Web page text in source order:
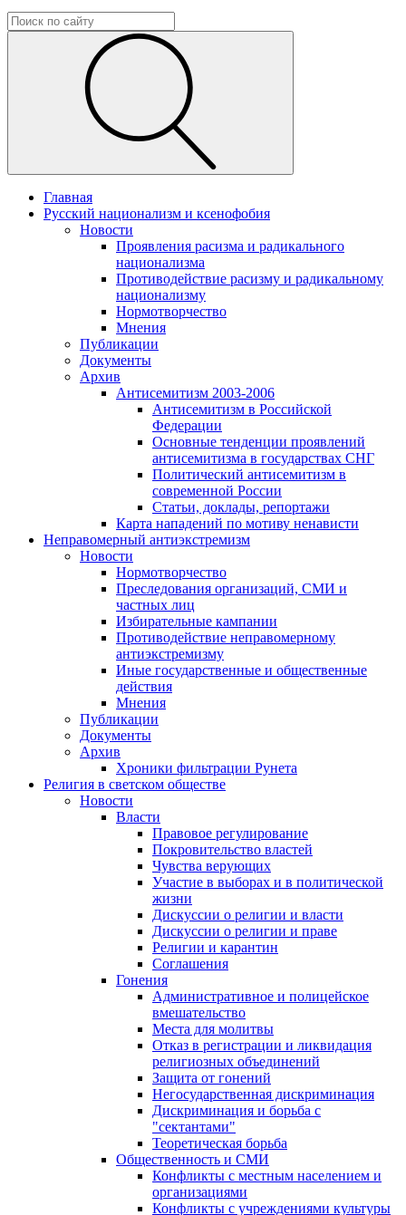
Главная
Русский национализм и ксенофобия
Новости
Проявления расизма и радикального
национализма
Противодействие расизму и радикальному
национализму
Нормотворчество
Мнения
Публикации
Документы
Архив
Антисемитизм 2003-2006
Антисемитизм в Российской
Федерации
Основные тенденции проявлений
антисемитизма в государствах СНГ
Политический антисемитизм в
современной России
Статьи, доклады, репортажи
Карта нападений по мотиву ненависти
Неправомерный антиэкстремизм
Новости
Нормотворчество
Преследования организаций, СМИ и
частных лиц
Избирательные кампании
Противодействие неправомерному
антиэкстремизму
Иные государственные и общественные
действия
Мнения
Публикации
Документы
Архив
Хроники фильтрации Рунета
Религия в светском обществе
Новости
Власти
Правовое регулирование
Покровительство властей
Чувства верующих
Участие в выборах и в политической
жизни
Дискуссии о религии и власти
Дискуссии о религии и праве
Религии и карантин
Соглашения
Гонения
Административное и полицейское
вмешательство
Места для молитвы
Отказ в регистрации и ликвидация
религиозных объединений
Защита от гонений
Негосударственная дискриминация
Дискриминация и борьба с
"сектантами"
Теоретическая борьба
Общественность и СМИ
Конфликты с местным населением и
организациями
Конфликты с учреждениями культуры